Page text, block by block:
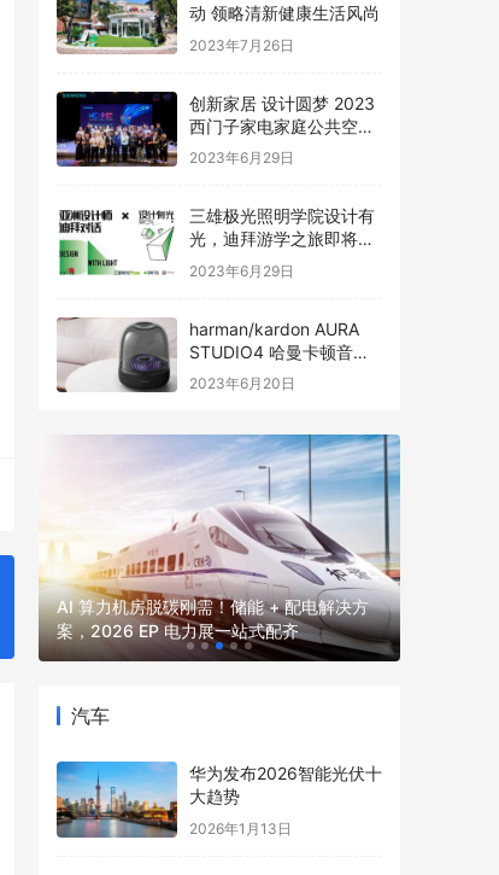
动 领略清新健康生活风尚
2023年7月26日
创新家居 设计圆梦 2023
西门子家电家庭公共空间
设计大赛圆满礼成
2023年6月29日
三雄极光照明学院设计有
光，迪拜游学之旅即将启
程
2023年6月29日
harman/kardon AURA
STUDIO4 哈曼卡顿音乐
琉璃四代全新发布
2023年6月20日
AI 算力机房脱碳刚需！储能 + 配电解决方
案，2026 EP 电力展一站式配齐
汽车
华为发布2026智能光伏十
大趋势
2026年1月13日